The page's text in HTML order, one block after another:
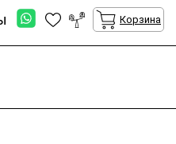
Корзина